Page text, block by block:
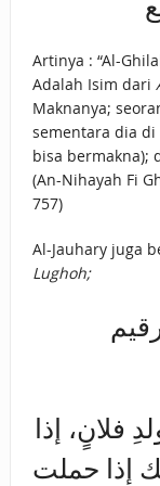
Artinya : “Al-
Adalah Isim dari
Maknanya;
sementara dia di
bisa bermakna);
(An-Nihayah Fi
757)
Al-Jauhary juga
Lughoh;
(2/ 31، بترقيم
فلانٍ، إذا
إذا حملت